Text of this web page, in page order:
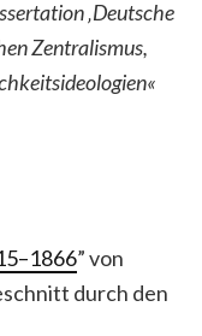
‚Deutsche
Zentralismus,
” von
durch den